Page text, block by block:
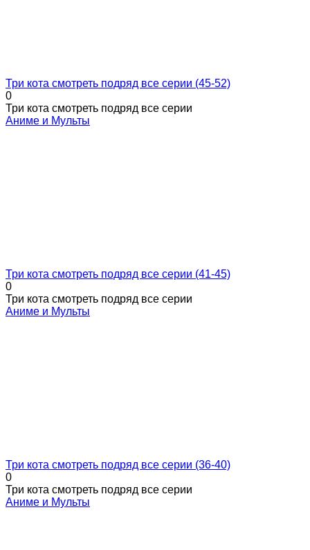
Три кота смотреть подряд все серии (45-52)
0
Три кота смотреть подряд все серии
Аниме и Мульты
Три кота смотреть подряд все серии (41-45)
0
Три кота смотреть подряд все серии
Аниме и Мульты
Три кота смотреть подряд все серии (36-40)
0
Три кота смотреть подряд все серии
Аниме и Мульты